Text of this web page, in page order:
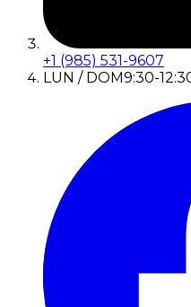
+1 (985) 531-9607
LUN / DOM9:30-